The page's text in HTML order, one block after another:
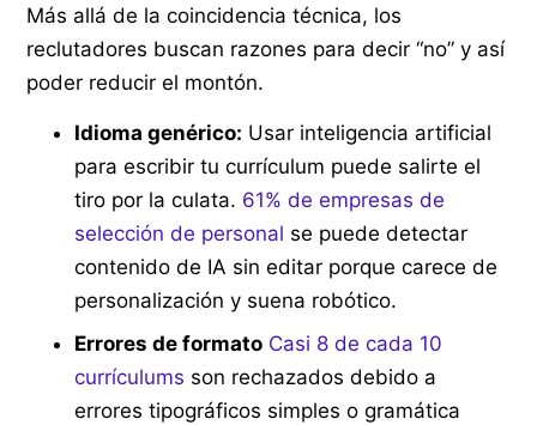
Más allá de la coincidencia técnica, los
reclutadores buscan razones para decir “no” y así
poder reducir el montón.
Idioma genérico: Usar inteligencia artificial
para escribir tu currículum puede salirte el
tiro por la culata. 61% de empresas de
selección de personal se puede detectar
contenido de IA sin editar porque carece de
personalización y suena robótico.
Errores de formato Casi 8 de cada 10
currículums son rechazados debido a
errores tipográficos simples o gramática